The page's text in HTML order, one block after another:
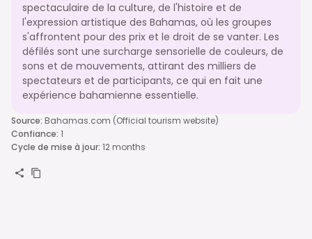
spectaculaire de la culture, de l'histoire et de
l'expression artistique des Bahamas, où les groupes
s'affrontent pour des prix et le droit de se vanter. Les
défilés sont une surcharge sensorielle de couleurs, de
sons et de mouvements, attirant des milliers de
spectateurs et de participants, ce qui en fait une
expérience bahamienne essentielle.
Source: Bahamas.com (Official tourism website)
Confiance: 1
Cycle de mise à jour: 12 months